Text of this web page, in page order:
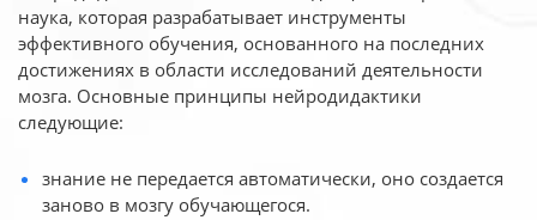
наука, которая разрабатывает инструменты
эффективного обучения, основанного на последних
достижениях в области исследований деятельности
мозга. Основные принципы нейродидактики
следующие:
знание не передается автоматически, оно создается
заново в мозгу обучающегося.